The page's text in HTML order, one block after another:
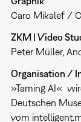
Caro Mikalef /
ZKM | Video
Peter Müller,
Organisation /
»Taming AI«
Deutschen
vom